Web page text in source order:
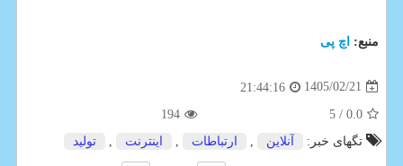
منبع: اچ پی
1405/02/21
21:44:16
0.0
/ 5
194
تگهای خبر:
آنلاین ارتباطات اینترنت تولید